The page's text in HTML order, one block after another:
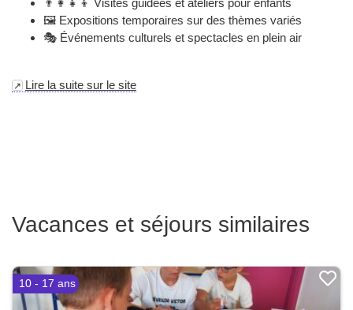
👨‍👩‍👧‍👦 Visites guidées et ateliers pour enfants
🖼️ Expositions temporaires sur des thèmes variés
🎭 Événements culturels et spectacles en plein air
Lire la suite sur le site
Vacances et séjours similaires
10 - 17 ans